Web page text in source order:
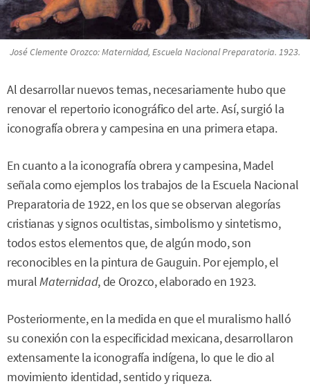
José Clemente Orozco:Maternidad, Escuela Nacional Preparatoria. 1923.
Al desarrollar nuevos temas, necesariamente hubo que
renovar el repertorio iconográfico del arte. Así, surgió la
iconografía obrera y campesina en una primera etapa.
En cuanto a la iconografía obrera y campesina, Madel
señala como ejemplos los trabajos de la Escuela Nacional
Preparatoria de 1922, en los que se observan alegorías
cristianas y signos ocultistas, simbolismo y sintetismo,
todos estos elementos que, de algún modo, son
reconocibles en la pintura de Gauguin. Por ejemplo, el
muralMaternidad, de Orozco, elaborado en 1923.
Posteriormente, en la medida en que el muralismo halló
su conexión con la especificidad mexicana, desarrollaron
extensamente la iconografía indígena, lo que le dio al
movimiento identidad, sentido y riqueza.